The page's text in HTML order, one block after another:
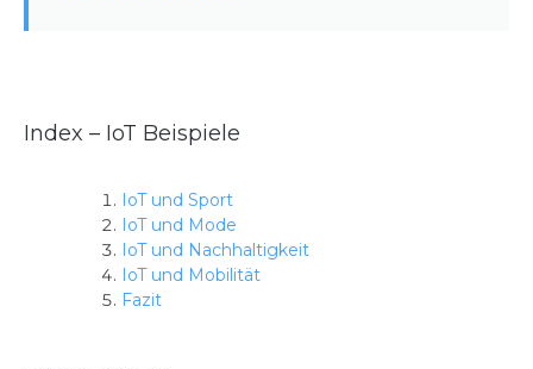
Index – IoT Beispiele
IoT und Sport
IoT und Mode
IoT und Nachhaltigkeit
IoT und Mobilität
Fazit